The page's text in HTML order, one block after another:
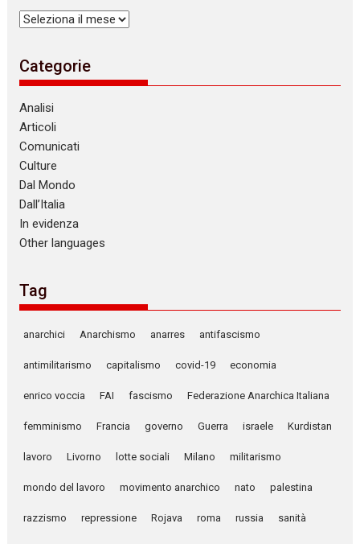
Archivi
Categorie
Analisi
Articoli
Comunicati
Culture
Dal Mondo
Dall’Italia
In evidenza
Other languages
Tag
anarchici Anarchismo anarres antifascismo
antimilitarismo capitalismo covid-19 economia
enrico voccia FAI fascismo Federazione Anarchica Italiana
femminismo Francia governo Guerra israele Kurdistan
lavoro Livorno lotte sociali Milano militarismo
mondo del lavoro movimento anarchico nato palestina
razzismo repressione Rojava roma russia sanità